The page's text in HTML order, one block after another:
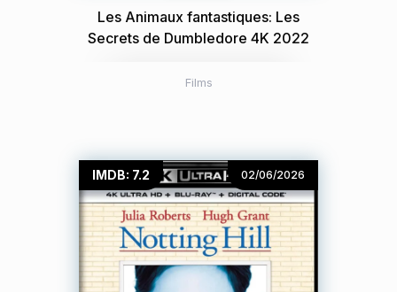
Les Animaux fantastiques: Les
Secrets de Dumbledore 4K 2022
Films
IMDB: 7.2 02/06/2026